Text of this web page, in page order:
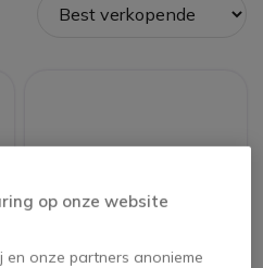
op onze website
onze partners anonieme